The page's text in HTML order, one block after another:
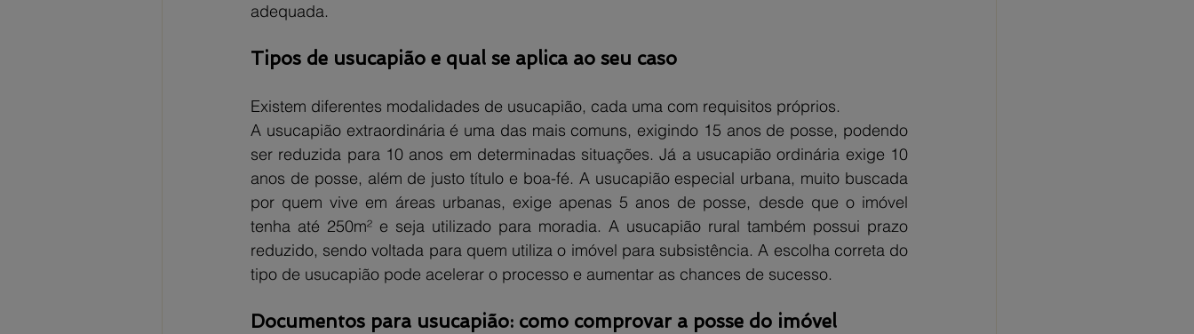
adequada.
Tipos de usucapião e qual se aplica ao seu caso
Existem diferentes modalidades de usucapião, cada uma com requisitos próprios.
A usucapião extraordinária é uma das mais comuns, exigindo 15 anos de posse, podendo
ser reduzida para 10 anos em determinadas situações. Já a usucapião ordinária exige 10
anos de posse, além de justo título e boa-fé. A usucapião especial urbana, muito buscada
por quem vive em áreas urbanas, exige apenas 5 anos de posse, desde que o imóvel
tenha até 250m² e seja utilizado para moradia. A usucapião rural também possui prazo
reduzido, sendo voltada para quem utiliza o imóvel para subsistência. A escolha correta do
tipo de usucapião pode acelerar o processo e aumentar as chances de sucesso.
Documentos para usucapião: como comprovar a posse do imóvel